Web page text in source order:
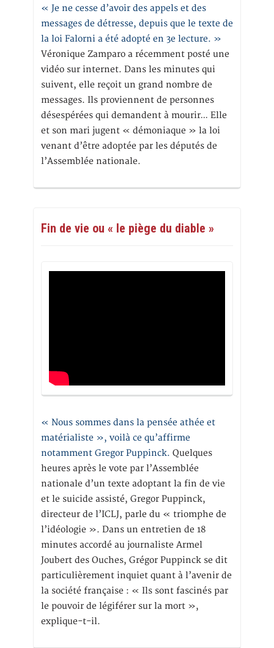
« Je ne cesse d’avoir des appels et des
messages de détresse, depuis que le texte de
la loi Falorni a été adopté en 3e lecture. »
Véronique Zamparo a récemment posté une
vidéo sur internet. Dans les minutes qui
suivent, elle reçoit un grand nombre de
messages. Ils proviennent de personnes
désespérées qui demandent à mourir… Elle
et son mari jugent « démoniaque » la loi
venant d’être adoptée par les députés de
l’Assemblée nationale.
Fin de vie ou « le piège du diable »
« Nous sommes dans la pensée athée et
matérialiste », voilà ce qu’affirme
notamment Gregor Puppinck. Quelques
heures après le vote par l’Assemblée
nationale d’un texte adoptant la fin de vie
et le suicide assisté, Gregor Puppinck,
directeur de l’ICLJ, parle du « triomphe de
l’idéologie ». Dans un entretien de 18
minutes accordé au journaliste Armel
Joubert des Ouches, Grégor Puppinck se dit
particulièrement inquiet quant à l’avenir de
la société française : « Ils sont fascinés par
le pouvoir de légiférer sur la mort »,
explique-t-il.